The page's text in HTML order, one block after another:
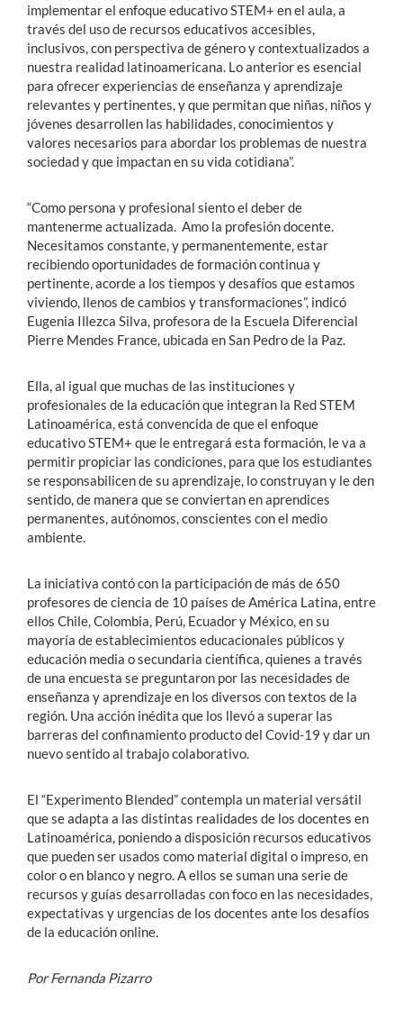
implementar el enfoque educativo STEM+ en el aula, a
través del uso de recursos educativos accesibles,
inclusivos, con perspectiva de género y contextualizados a
nuestra realidad latinoamericana. Lo anterior es esencial
para ofrecer experiencias de enseñanza y aprendizaje
relevantes y pertinentes, y que permitan que niñas, niños y
jóvenes desarrollen las habilidades, conocimientos y
valores necesarios para abordar los problemas de nuestra
sociedad y que impactan en su vida cotidiana”.
“Como persona y profesional siento el deber de
mantenerme actualizada. Amo la profesión docente.
Necesitamos constante, y permanentemente, estar
recibiendo oportunidades de formación continua y
pertinente, acorde a los tiempos y desafíos que estamos
viviendo, llenos de cambios y transformaciones”, indicó
Eugenia Illezca Silva, profesora de la Escuela Diferencial
Pierre Mendes France, ubicada en San Pedro de la Paz.
Ella, al igual que muchas de las instituciones y
profesionales de la educación que integran la Red STEM
Latinoamérica, está convencida de que el enfoque
educativo STEM+ que le entregará esta formación, le va a
permitir propiciar las condiciones, para que los estudiantes
se responsabilicen de su aprendizaje, lo construyan y le den
sentido, de manera que se conviertan en aprendices
permanentes, autónomos, conscientes con el medio
ambiente.
La iniciativa contó con la participación de más de 650
profesores de ciencia de 10 países de América Latina, entre
ellos Chile, Colombia, Perú, Ecuador y México, en su
mayoría de establecimientos educacionales públicos y
educación media o secundaria científica, quienes a través
de una encuesta se preguntaron por las necesidades de
enseñanza y aprendizaje en los diversos con textos de la
región. Una acción inédita que los llevó a superar las
barreras del confinamiento producto del Covid-19 y dar un
nuevo sentido al trabajo colaborativo.
El “Experimento Blended” contempla un material versátil
que se adapta a las distintas realidades de los docentes en
Latinoamérica, poniendo a disposición recursos educativos
que pueden ser usados como material digital o impreso, en
color o en blanco y negro. A ellos se suman una serie de
recursos y guías desarrolladas con foco en las necesidades,
expectativas y urgencias de los docentes ante los desafíos
de la educación online.
Por Fernanda Pizarro